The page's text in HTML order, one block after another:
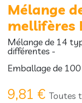
Mélange
mellifères
Mélange de 14
différentes -
Emballage de
9,81 € Toutes